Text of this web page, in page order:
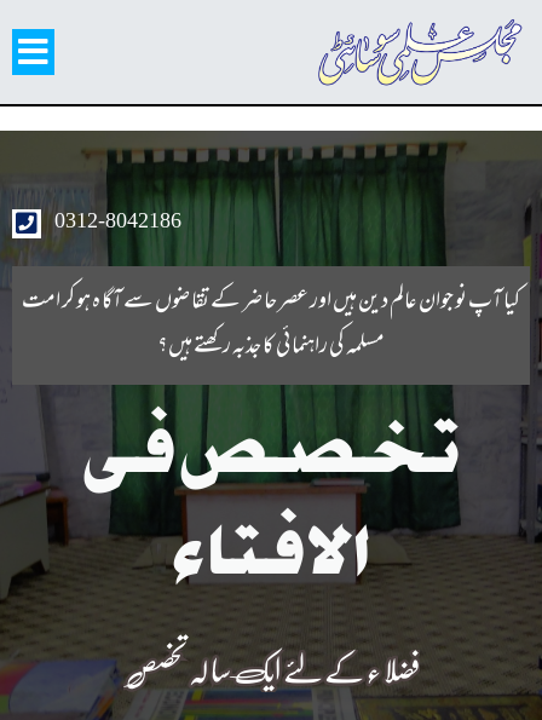
0312-8042186
کیا آپ نو جوان عالم دین ہیں اور عصر حا ضر کے تقا ضوں سے آگا ہ ہو کر امت
مسلمہ کی راہنما ئی کا جذبہ رکھتے ہیں؟
تخصص فی
الافتاء
فضلا ء کے لئے ایک سا لہ تخصص